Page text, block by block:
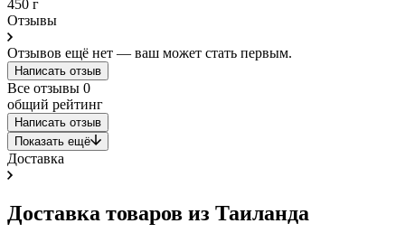
450 г
Отзывы
Отзывов ещё нет — ваш может стать первым.
Написать отзыв
Все отзывы 0
общий рейтинг
Написать отзыв
Показать ещё
Доставка
Доставка товаров из Таиланда